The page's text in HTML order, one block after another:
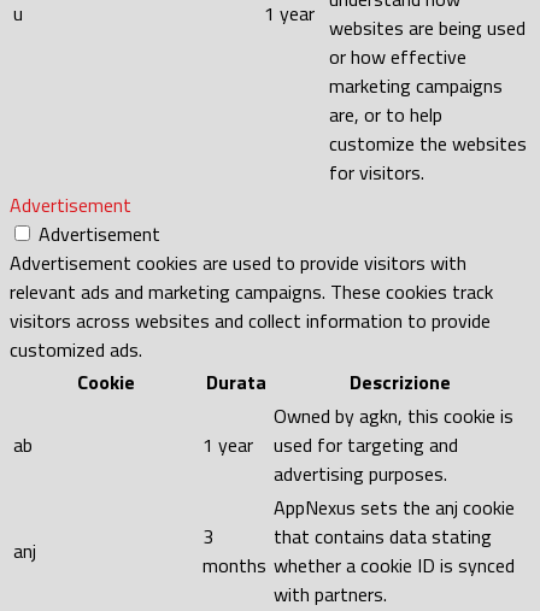
u 1 year websites are being used
or how effective
marketing campaigns
are, or to help
customize the websites
for visitors.
Advertisement
Advertisement
Advertisement cookies are used to provide visitors with
relevant ads and marketing campaigns. These cookies track
visitors across websites and collect information to provide
customized ads.
Cookie
Durata Descrizione
ab 1 year
Owned by agkn, this cookie is
used for targeting and
advertising purposes.
anj
3
months
AppNexus sets the anj cookie
that contains data stating
whether a cookie ID is synced
with partners.